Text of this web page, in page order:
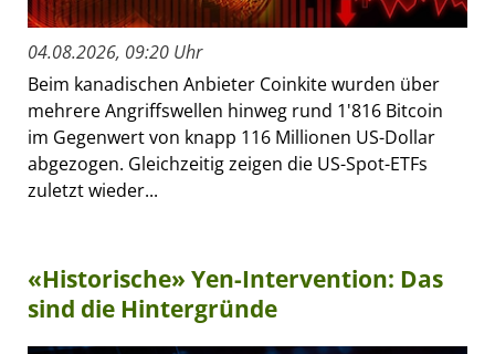
04.08.2026, 09:20 Uhr
Beim kanadischen Anbieter Coinkite wurden über
mehrere Angriffswellen hinweg rund 1'816 Bitcoin
im Gegenwert von knapp 116 Millionen US-Dollar
abgezogen. Gleichzeitig zeigen die US-Spot-ETFs
zuletzt wieder...
«Historische» Yen-Intervention: Das
sind die Hintergründe